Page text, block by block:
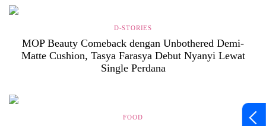
D-STORIES
MOP Beauty Comeback dengan Unbothered Demi-
Matte Cushion, Tasya Farasya Debut Nyanyi Lewat
Single Perdana
FOOD